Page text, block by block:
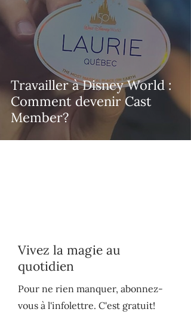
Travailler à Disney World :
Comment devenir Cast
Member?
Vivez la magie au
quotidien
Pour ne rien manquer, abonnez-
vous à l'infolettre. C'est gratuit!